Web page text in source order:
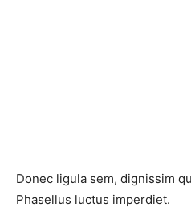
Donec ligula sem, dignissim
Phasellus luctus imperdiet.